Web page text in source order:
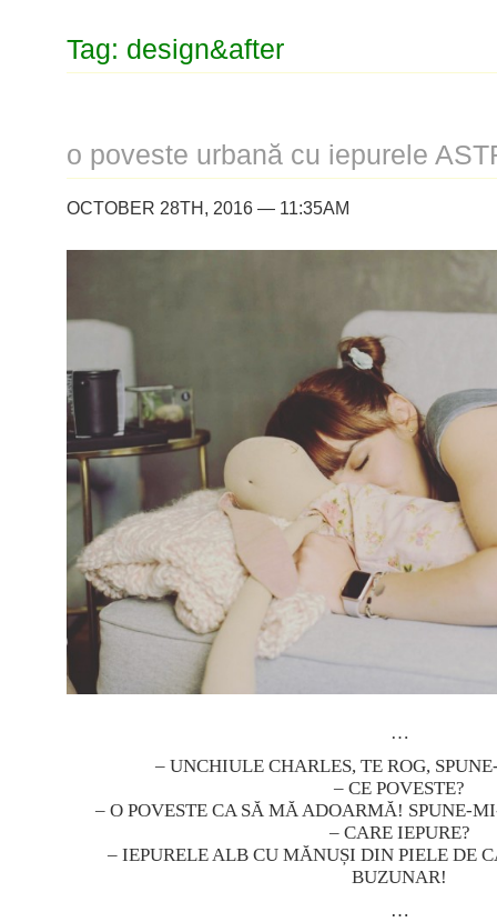
Tag: design&after
o poveste urbană cu iepurele
OCTOBER 28TH, 2016 — 11:35AM
…
– UNCHIULE CHARLES, TE ROG,
– CE POVESTE?
– O POVESTE CA SĂ MĂ ADOARMĂ! SPUNE-
– CARE IEPURE?
– IEPURELE ALB CU MĂNUȘI DIN PIELE DE
BUZUNAR!
…